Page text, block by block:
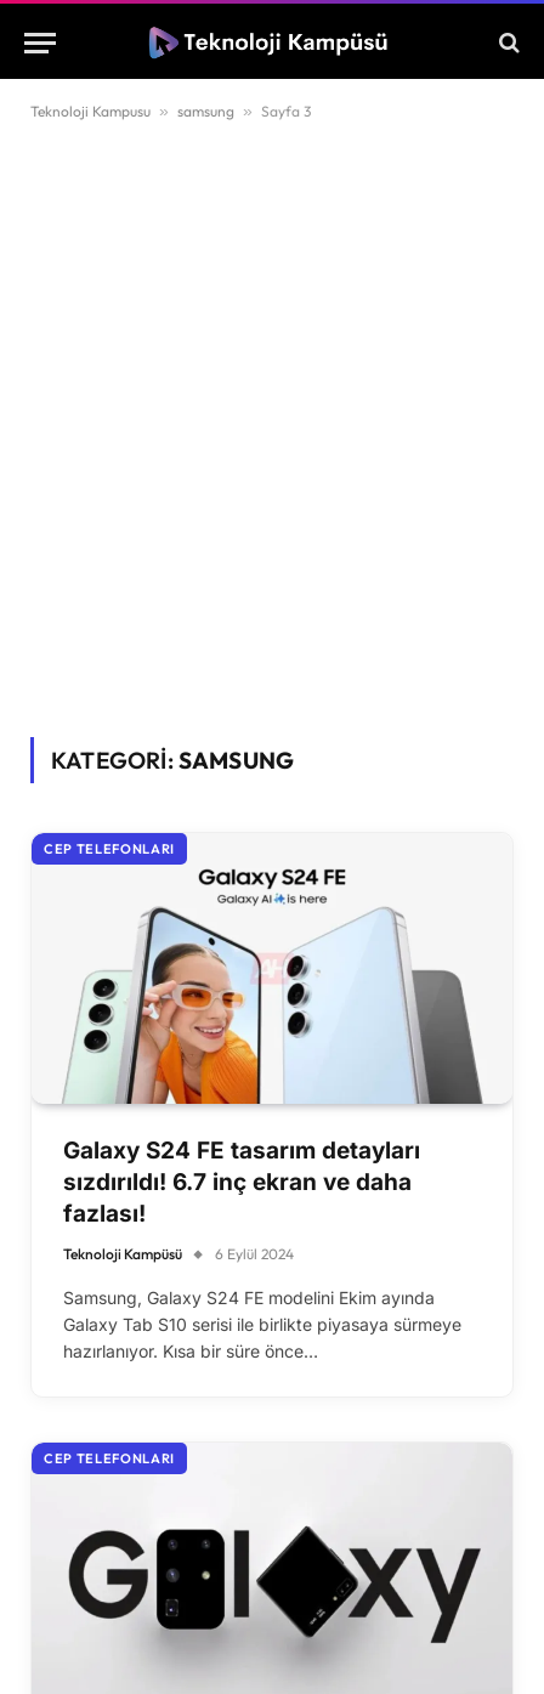
Teknoloji Kampusu » samsung » Sayfa 3
KATEGORİ:SAMSUNG
CEP TELEFONLARI
Galaxy S24 FE tasarım detayları
sızdırıldı! 6.7 inç ekran ve daha
fazlası!
Teknoloji Kampüsü 6 Eylül 2024
Samsung, Galaxy S24 FE modelini Ekim ayında
Galaxy Tab S10 serisi ile birlikte piyasaya sürmeye
hazırlanıyor. Kısa bir süre önce…
CEP TELEFONLARI